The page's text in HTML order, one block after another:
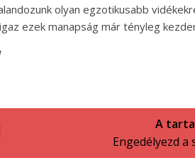
olyan egzotikusabb
ezek manapság már tényleg
A
Engedélyezd